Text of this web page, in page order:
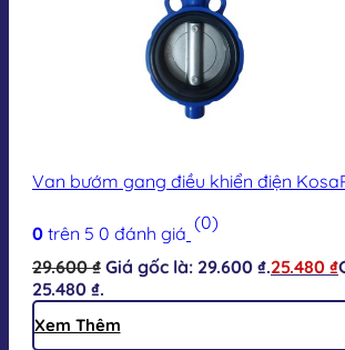
Van bướm gang điều khiển điện
0 trên 5 0 đánh giá (0)
29.600₫ Giá gốc là: 29.600 ₫.25.480 ₫
25.480 ₫.
Xem Thêm